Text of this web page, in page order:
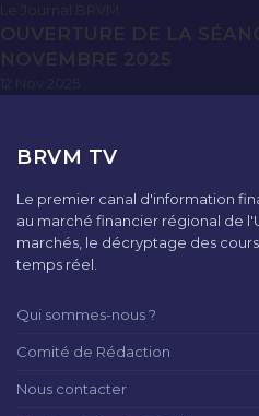
Le Journal BRVM
OUVERTURE DE LA
NOVEMBRE 2025
BRVM TV
Le premier canal d'information
au marché financier régional de
marchés, le décryptage des
temps réel.
Qui sommes-nous ?
Comité de Rédaction
Nous contacter